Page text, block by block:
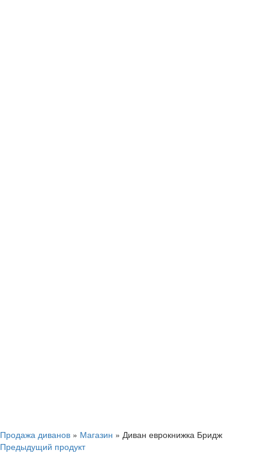
Продажа диванов » Магазин » Диван еврокнижка Бридж
Предыдущий продукт